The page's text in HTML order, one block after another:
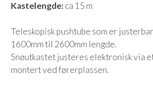
Kastelengde:ca 15 m
Teleskopisk pushtube som er
1600mm til 2600mm lengde.
Snøutkastet justeres elektronisk via
montert ved førerplassen.